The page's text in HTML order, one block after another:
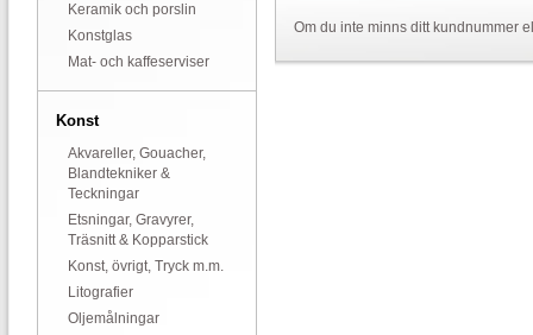
Keramik och porslin
Konstglas
Mat- och kaffeserviser
Konst
Akvareller, Gouacher,
Blandtekniker &
Teckningar
Etsningar, Gravyrer,
Träsnitt & Kopparstick
Konst, övrigt, Tryck m.m.
Litografier
Oljemålningar
Om du inte minns ditt kundnummer